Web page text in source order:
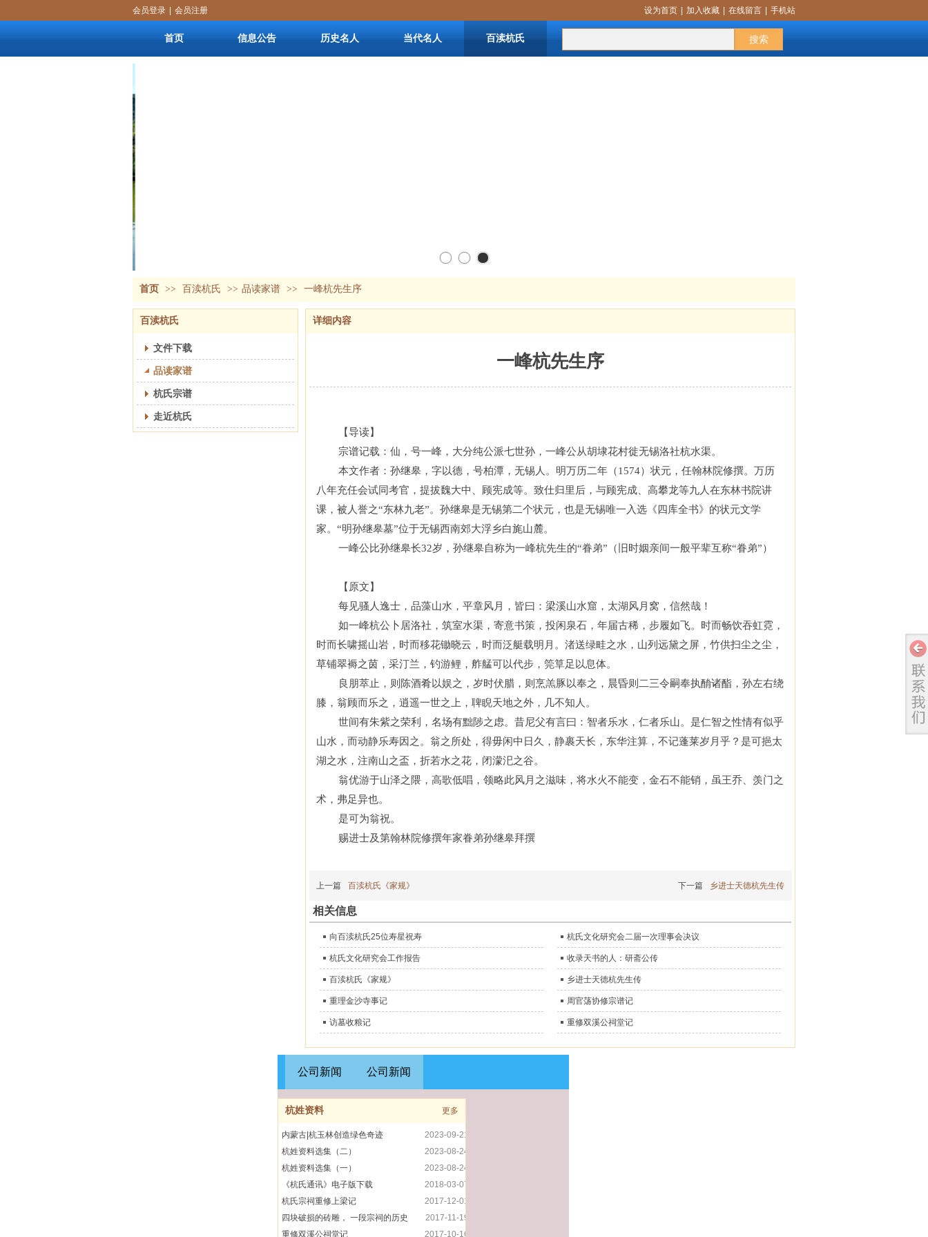
搜索
会员登录 会员注册 设为首页 加入收藏 在线留言 手机站
首页 信息公告 历史名人 当代名人 百渎杭氏 更多
首页 >> 百渎杭氏 >> 品读家谱 >> 一峰杭先生序
百渎杭氏
文件下载
品读家谱
杭氏宗谱
走近杭氏
详细内容
一峰杭先生序
【导读】
宗谱记载：仙，号一峰，大分纯公派七世孙，一峰公从胡埭花村徙无锡洛社杭水渠。
本文作者： 孙继皋，字以德，号柏潭，无锡人。明万历二年（1574）状元，任翰林院修撰。万历
八年充任会试同考官，提拔魏大中、顾宪成等。致仕归里后，与顾宪成、高攀龙等九人在东林书院讲
课，被人誉之“东林九老”。孙继皋是无锡第二个状元，也是无锡唯一入选《四库全书》的状元文学
家。 “明孙继皋墓”位于无锡西南郊大浮乡白旄山麓。
一峰公比孙继皋长32岁， 孙继皋自称为一峰杭先生的“眷弟”（ 旧时姻亲间一般平辈互称“眷弟”）
【原文】
每见骚人逸士 ，品藻山水，平章风月，皆曰 ： 梁溪山水窟，太湖风月窝，信然哉！
如一峰杭公卜居洛社，筑室水渠，寄意书策，投闲泉石，年届古稀，步履如飞。时而畅饮吞虹霓，
时而长啸摇山岩，时而移花锄晓云，时而泛艇载明月。渚送绿畦之水，山列远黛之屏，竹供扫尘之尘，
草铺翠褥之茵，采汀兰，钓游鲤，舴艋可以代步，筦筸足以息体。
良朋萃止，则陈酒肴以娱之，岁时伏腊，则烹羔豚以奉之，晨昏则二三令嗣奉执酳诸酯，孙左右绕
膝，翁顾而乐之，逍遥一世之上，聛睨天地之外，几不知人。
世间有朱紫之荣利，名场有黜陟之虑。昔尼父有言曰：智者乐水，仁者乐山。是仁智之性情有似乎
山水，而动静乐寿因之。翁之所处，得毋闲中日久，静裹天长，东华注算，不记蓬莱岁月乎？是可挹太
湖之水，注南山之盃，折若水之花，闭濛汜之谷。
翁优游于山泽之隈，高歌低唱，领略此风月之滋味，将水火不能变，金石不能销，虽王乔、羡门之
术，弗足异也。
是可为翁祝。
赐进士及第翰林院修撰年家眷弟孙继皋拜撰
上一篇 百渎杭氏《家规》 下一篇 乡进士天德杭先生传
相关信息
向百渎杭氏25位寿星祝寿 杭氏文化研究会二届一次理事会决议
杭氏文化研究会工作报告 收录天书的人：研斋公传
百渎杭氏《家规》 乡进士天德杭先生传
重理金沙寺事记 周官荡协修宗谱记
访墓收粮记 重修双溪公祠堂记
杭姓资料 更多
2023-09-21
内蒙古|杭玉林创造绿色奇迹
2023-08-24
杭姓资料选集（二）
2023-08-24
杭姓资料选集（一）
2018-03-07
《杭氏通讯》电子版下载
2017-12-01
杭氏宗祠重修上梁记
2017-11-19
四块破损的砖雕， 一段宗祠的历史
2017-10-16
重修双溪公祠堂记
公司新闻
公司新闻